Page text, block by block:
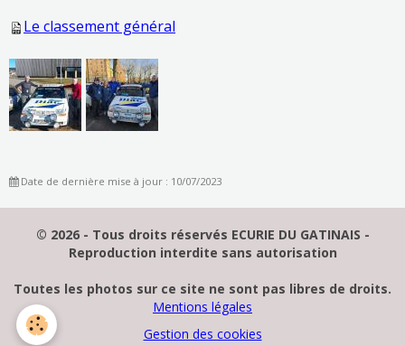
Le classement général
Date de dernière mise à jour : 10/07/2023
© 2026 - Tous droits réservés ECURIE DU GATINAIS -
Reproduction interdite sans autorisation
Toutes les photos sur ce site ne sont pas libres de droits.
Mentions légales
Gestion des cookies